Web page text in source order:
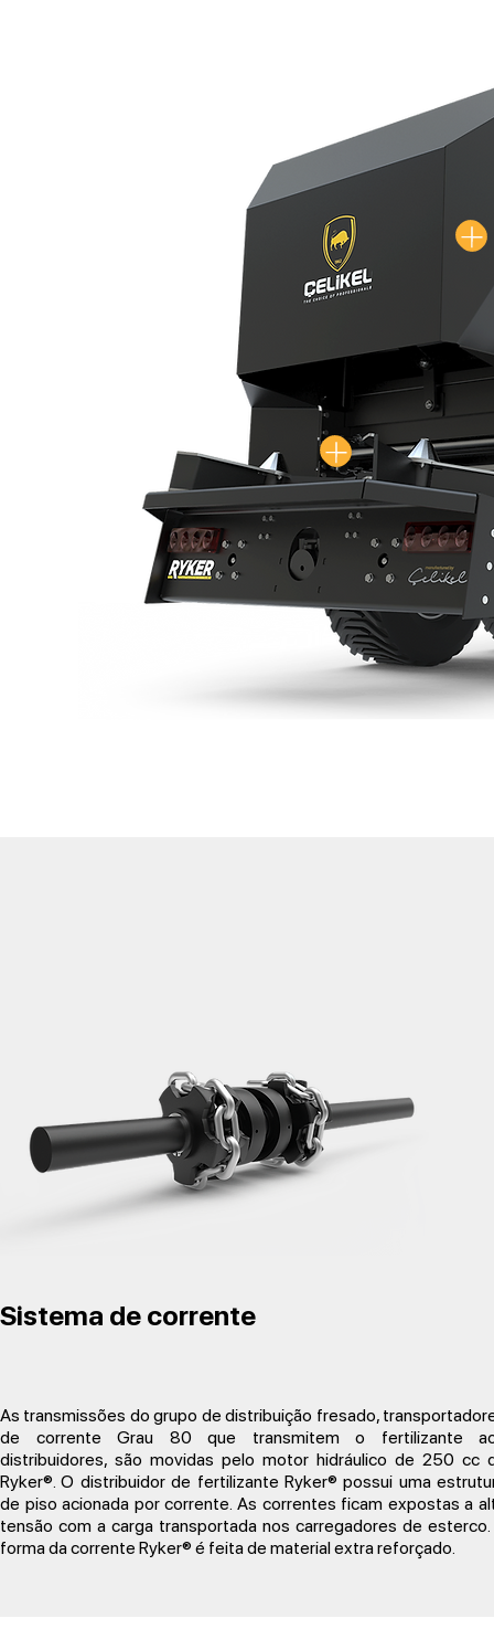
Sistema de corrente
As transmissões do grupo de distribuição fresado,
de corrente Grau 80 que transmitem o fertilizante
distribuidores, são movidas pelo motor hidráulico de 250 cc
Ryker®. O distribuidor de fertilizante Ryker® possui uma
de piso acionada por corrente. As correntes ficam expostas a
tensão com a carga transportada nos carregadores de esterco.
forma da corrente Ryker® é feita de material extra reforçado.